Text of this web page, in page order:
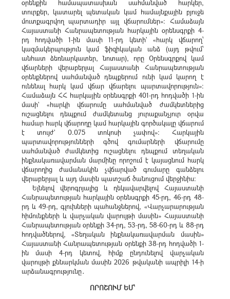
օրենքին համապատասխան սահմանված հարկեր,
տուրքեր, կատարել պետական կամ համայնքային բյուջե
մուտքագրվող պարտադիր այլ վճարումներ»: Համաձայն
Հայաստանի Հանրապետության հարկային օրենսգրքի 4-
րդ հոդվածի 1-ին մասի 11-րդ կետի` «հարկ վճարող՝
կազմակերպություն կամ ֆիզիկական անձ (այդ թվում՝
անհատ ձեռնարկատեր, նոտար), որը Օրենսգրքով կամ
վճարների վերաբերյալ Հայաստանի Հանրապետության
օրենքներով սահմանված դեպքերում ունի կամ կարող է
ունենալ հարկ կամ վճար վճարելու պարտավորություն»:
Համաձայն ՀՀ հարկային օրենսգրքի 401-րդ հոդվածի 1-ին
մասի` «հարկի վճարումը սահմանված ժամկետներից
ուշացնելու դեպքում ժամկետանց յուրաքանչյուր օրվա
համար հարկ վճարողը կամ հարկային գործակալը վճարում
է տույժ` 0.075 տոկոսի չափով»: Հարկային
պարտավորությունների գծով գումարների վճարումը
սահմանված ժամկետից ուշացնելու դեպքում տեղական
ինքնակառավարման մարմինը որոշում է կայացնում հարկ
վճարողից ժամանակին չվճարված գումարը գանձելու
վերաբերյալ և այդ մասին պատշաճ ծանուցում վերջինիս:
Ելնելով վերոգրյալից և ղեկավարվելով Հայաստանի
Հանրապետության հարկային օրենսգրքի 45-րդ, 46-րդ 48-
րդ և 49-րդ, գլուխների պահանջներով, «Վարչարարության
հիմունքների և վարչական վարույթի մասին» Հայաստանի
Հանրապետության օրենքի 34-րդ, 53-րդ, 58-60-րդ և 88-րդ
հոդվածներով, «Տեղական ինքնակառավարման մասին»
Հայաստանի Հանրապետության օրենքի 38-րդ հոդվածի 1-
ին մասի 4-րդ կետով, հիմք ընդունելով վարչական
վարույթի քննարկման մասին 2026 թվականի ապրիլի 14-ի
արձանագրությունը․
ՈՐՈՇՈՒՄ ԵՄ՝